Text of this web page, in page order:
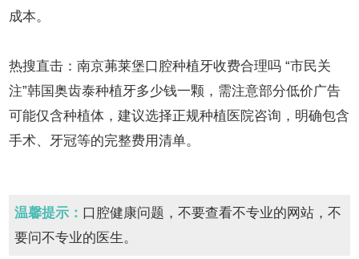
成本。
热搜直击：南京茀莱堡口腔种植牙收费合理吗 “市民关
注”韩国奥齿泰种植牙多少钱一颗，需注意部分低价广告
可能仅含种植体，建议选择正规种植医院咨询，明确包含
手术、牙冠等的完整费用清单。
温馨提示： 口腔健康问题，不要查看不专业的网站，不
要问不专业的医生。